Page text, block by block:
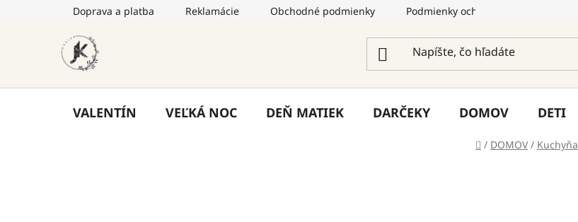
Doprava a platba Reklamácie Obchodné podmienky Podmienky ochrany osobných údajov
VALENTÍN VEĽKÁ NOC DEŇ MATIEK DARČEKY DOMOV DETI
Domov
/ DOMOV / Kuchyňa